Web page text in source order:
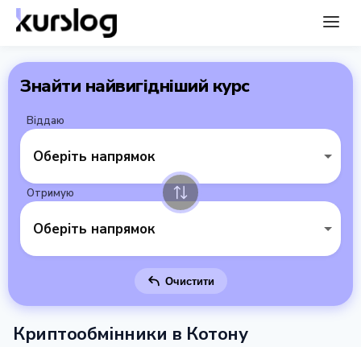
Знайти найвигідніший курс
Віддаю
Оберіть напрямок
Отримую
Оберіть напрямок
Очистити
Криптообмінники в Котону